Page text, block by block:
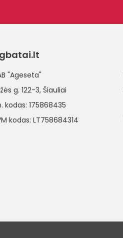
"Ageseta"
g. 122-3, Šiauliai
kodas: 175868435
kodas: LT758684314